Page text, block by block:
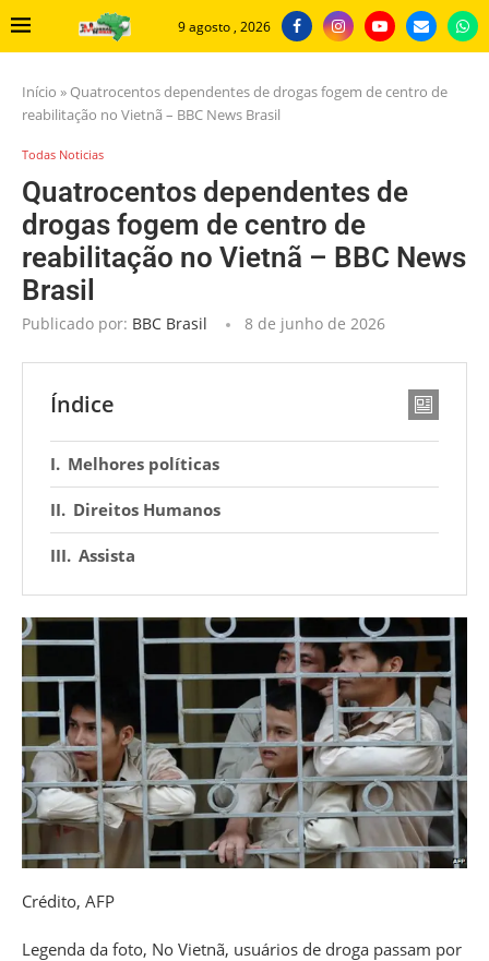
9 agosto , 2026
Início » Quatrocentos dependentes de drogas fogem de centro de
reabilitação no Vietnã – BBC News Brasil
Todas Noticias
Quatrocentos dependentes de
drogas fogem de centro de
reabilitação no Vietnã – BBC News
Brasil
Publicado por: BBC Brasil 8 de junho de 2026
Índice
Melhores políticas
Direitos Humanos
Assista
Crédito, AFP
Legenda da foto, No Vietnã, usuários de droga passam por